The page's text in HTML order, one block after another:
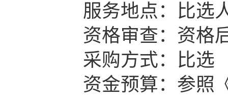
服务地点：比选
资格审查：资格
采购方式：比选
资金预算：参照